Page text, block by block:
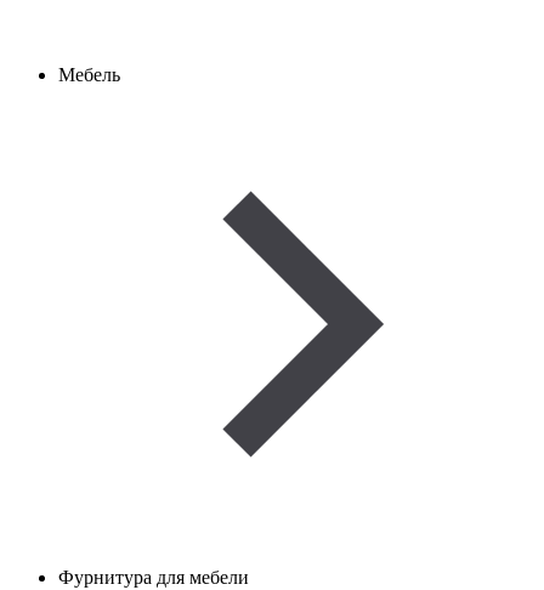
Мебель
Фурнитура для мебели